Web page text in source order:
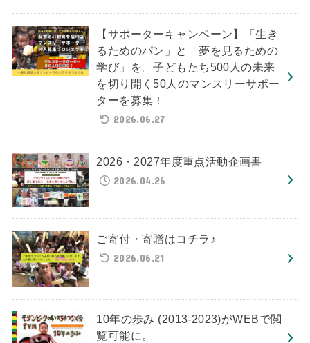
【サポーターキャンペーン】「生き
るためのパン」と「夢を見るための
学び」を。子どもたち500人の未来
を切り開く50人のマンスリーサポー
ターを募集！
2026.06.27
2026・2027年度重点活動企画書
2026.04.26
ご寄付・寄贈はコチラ♪
2026.06.21
10年の歩み (2013-2023)がWEBで閲
覧可能に。